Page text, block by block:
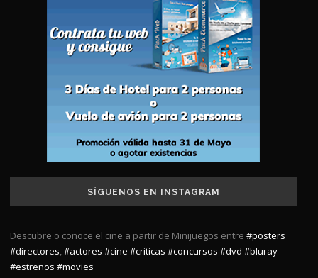
SÍGUENOS EN INSTAGRAM
Descubre o conoce el cine a partir de Minijuegos entre #posters
#directores,#actores #cine #criticas #concursos #dvd #bluray
#estrenos #movies